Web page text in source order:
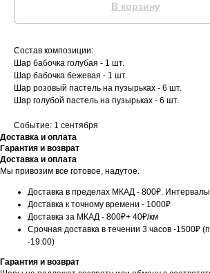
В корзину
Состав композиции:
Шар бабочка голубая - 1 шт.
Шар бабочка бежевая - 1 шт.
Шар розовый пастель на пузырьках - 6 шт.
Шар голубой пастель на пузырьках - 6 шт.
Событие: 1 сентября
Доставка и оплата
Гарантия и возврат
Доставка и оплата
Мы привозим все готовое, надутое.
Доставка в пределах МКАД - 800₽.
Доставка к точному времени - 1000₽
Доставка за МКАД - 800₽+ 40₽/км
Срочная доставка в течении 3 часов -1500₽
-19:00)
Гарантия и возврат